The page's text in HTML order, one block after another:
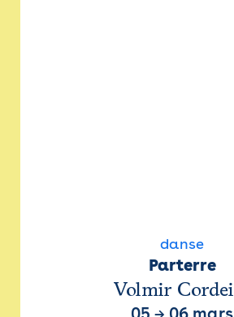
danse
Parterre
Volmir